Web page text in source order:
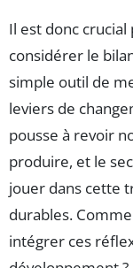
Il est donc
considérer le
simple outil de
leviers de
pousse à revoir
produire, et le
jouer dans cette
durables.
intégrer ces